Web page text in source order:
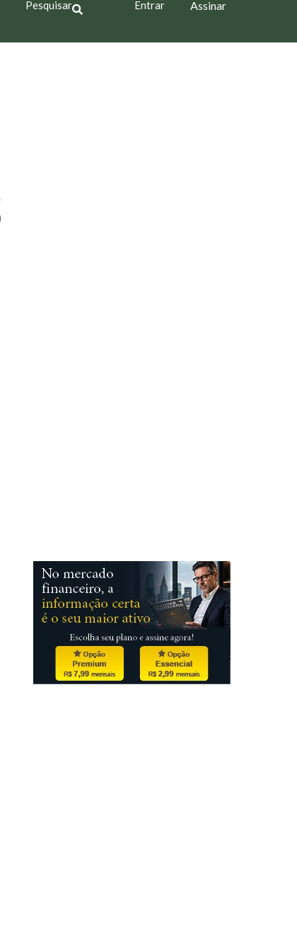
Pesquisar Entrar Assinar